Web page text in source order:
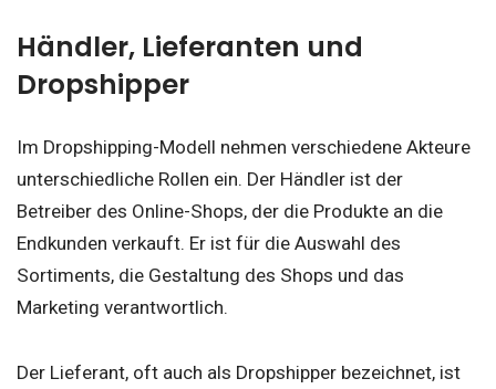
Händler, Lieferanten und
Dropshipper
Im Dropshipping-Modell nehmen verschiedene Akteure
unterschiedliche Rollen ein. Der Händler ist der
Betreiber des Online-Shops, der die Produkte an die
Endkunden verkauft. Er ist für die Auswahl des
Sortiments, die Gestaltung des Shops und das
Marketing verantwortlich.
Der Lieferant, oft auch als Dropshipper bezeichnet, ist